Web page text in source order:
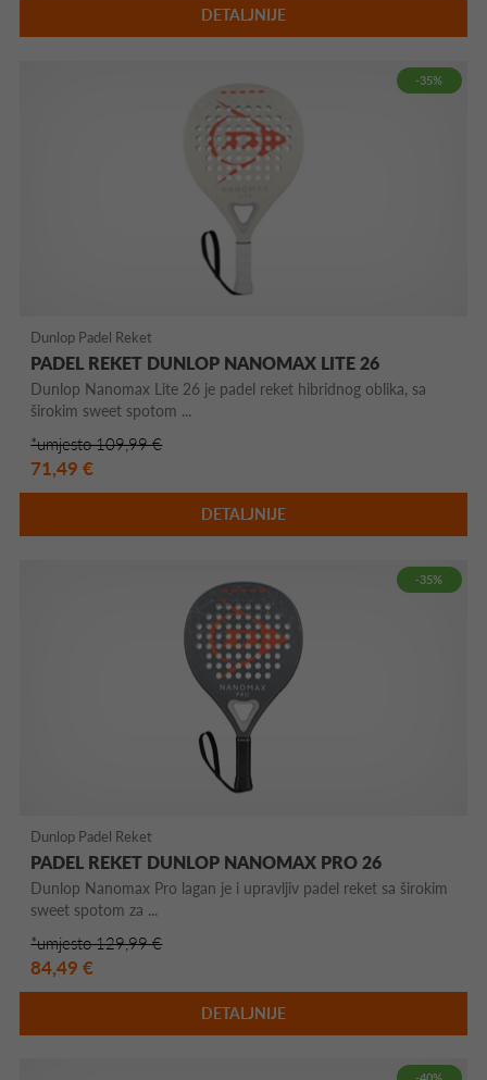
DETALJNIJE
-35%
Dunlop Padel Reket
PADEL REKET DUNLOP NANOMAX LITE 26
Dunlop Nanomax Lite 26 je padel reket hibridnog oblika, sa
širokim sweet spotom ...
*umjesto 109,99 €
71,49 €
DETALJNIJE
-35%
Dunlop Padel Reket
PADEL REKET DUNLOP NANOMAX PRO 26
Dunlop Nanomax Pro lagan je i upravljiv padel reket sa širokim
sweet spotom za ...
*umjesto 129,99 €
84,49 €
DETALJNIJE